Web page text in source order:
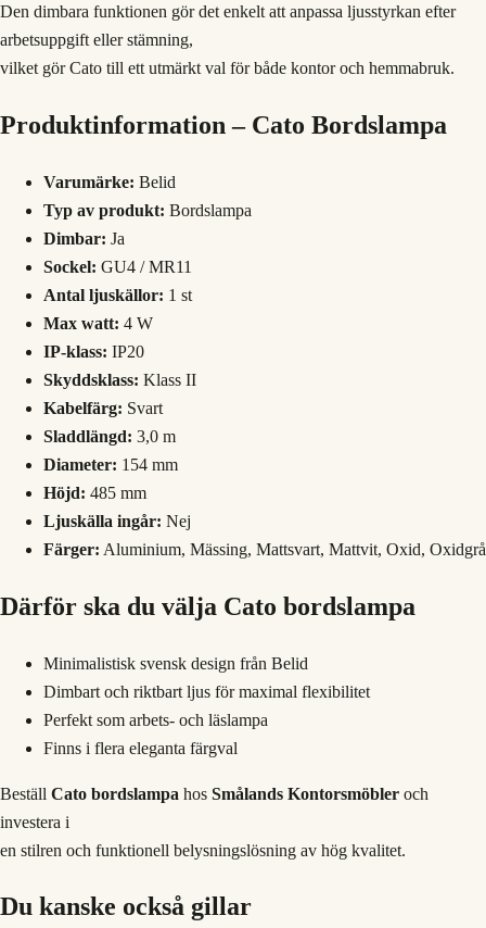
Den dimbara funktionen gör det enkelt att anpassa ljusstyrkan efter
arbetsuppgift eller stämning,
vilket gör Cato till ett utmärkt val för både kontor och hemmabruk.
Produktinformation – Cato Bordslampa
Varumärke: Belid
Typ av produkt: Bordslampa
Dimbar: Ja
Sockel: GU4 / MR11
Antal ljuskällor: 1 st
Max watt: 4 W
IP-klass: IP20
Skyddsklass: Klass II
Kabelfärg: Svart
Sladdlängd: 3,0 m
Diameter: 154 mm
Höjd: 485 mm
Ljuskälla ingår: Nej
Färger: Aluminium, Mässing, Mattsvart, Mattvit, Oxid, Oxidgrå
Därför ska du välja Cato bordslampa
Minimalistisk svensk design från Belid
Dimbart och riktbart ljus för maximal flexibilitet
Perfekt som arbets- och läslampa
Finns i flera eleganta färgval
Beställ Cato bordslampa hos Smålands Kontorsmöbler och
investera i
en stilren och funktionell belysningslösning av hög kvalitet.
Du kanske också gillar